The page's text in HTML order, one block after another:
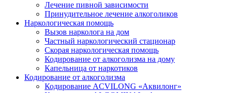
Лечение пивной зависимости
Принудительное лечение алкоголиков
Наркологическая помощь
Вызов нарколога на дом
Частный наркологический стационар
Скорая наркологическая помощь
Кодирование от алкоголизма на дому
Капельница от наркотиков
Кодирование от алкоголизма
Кодирование ACVILONG «Аквилонг»